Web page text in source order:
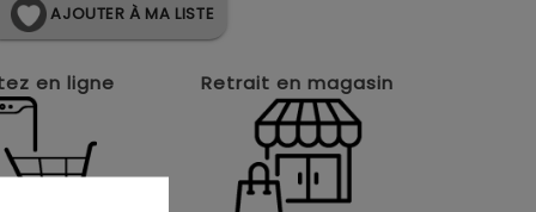
AJOUTER À MA LISTE
en ligne Retrait en magasin